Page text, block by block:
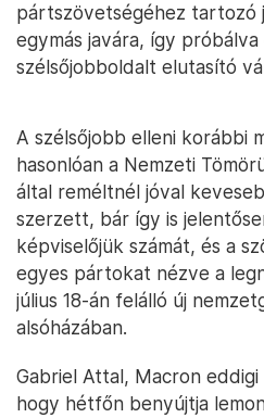
pártszövetségéhez tartozó
egymás javára, így próbálva
szélsőjobboldalt elutasító
A szélsőjobb elleni korábbi
hasonlóan a Nemzeti
által reméltnél jóval
szerzett, bár így is
képviselőjük számát, és a
egyes pártokat nézve a
július 18-án felálló új
alsóházában.
Gabriel Attal, Macron
hogy hétfőn benyújtja